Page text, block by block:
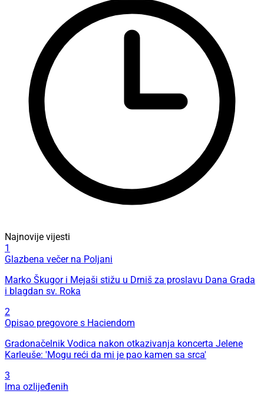
Najnovije vijesti
1
Glazbena večer na Poljani
Marko Škugor i Mejaši stižu u Drniš za proslavu Dana Grada
i blagdan sv. Roka
2
Opisao pregovore s Haciendom
Gradonačelnik Vodica nakon otkazivanja koncerta Jelene
Karleuše: 'Mogu reći da mi je pao kamen sa srca'
3
Ima ozlijeđenih